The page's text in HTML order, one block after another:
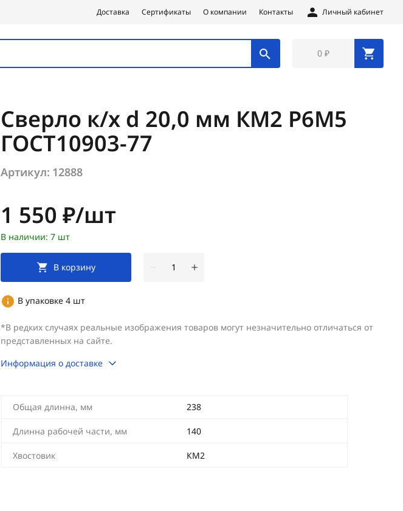
Доставка Сертификаты О компании Контакты Личный кабинет
0 ₽
Сверло к/х d 20,0 мм КМ2 Р6М5
ГОСТ10903-77
Артикул: 12888
Цена:
1 550 ₽/шт
В наличии: 7 шт
В корзину
В упаковке 4 шт
*В редких случаях реальные изображения товаров могут незначительно отличаться от
представленных на сайте.
Информация о доставке
Общая длинна, мм 238
Длинна рабочей части, мм 140
Хвостовик КМ2